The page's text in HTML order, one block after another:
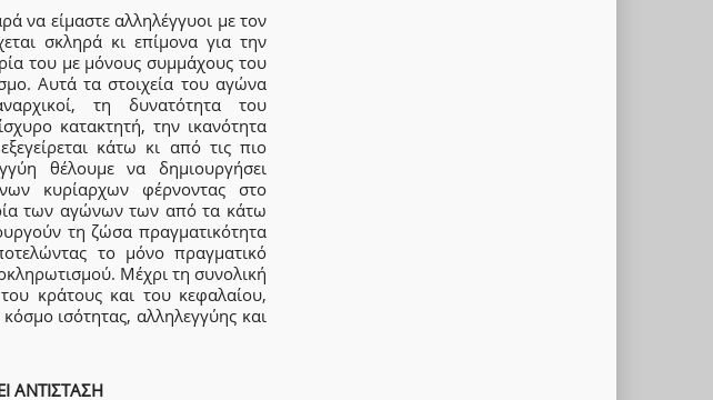
να είμαστε αλληλέγγυοι με τον
σκληρά κι επίμονα για την
του με μόνους συμμάχους του
Αυτά τα στοιχεία του αγώνα
τη δυνατότητα του
κατακτητή, την ικανότητα
κάτω κι από τις πιο
θέλουμε να δημιουργήσει
κυρίαρχων φέρνοντας στο
των αγώνων των από τα κάτω
τη ζώσα πραγματικότητα
το μόνο πραγματικό
Μέχρι τη συνολική
κράτους και του κεφαλαίου,
ισότητας, αλληλεγγύης και
ΑΝΤΙΣΤΑΣΗ